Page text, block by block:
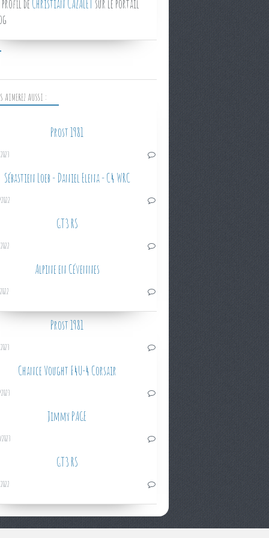
de Christian CAZALET sur le portail
AIMEREZ AUSSI :
Prost 1981
Sébastien Loeb - Daniel Elena - C4 WRC
GT3 RS
Alpine en Cévennes
Prost 1981
Chance Vought F4U-4 Corsair
Jimmy PAGE
GT3 RS